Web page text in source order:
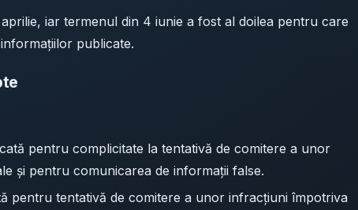
iar termenul din 4 iunie a fost al doilea pentru care
publicate.
pentru complicitate la tentativă de comitere a unor
și pentru comunicarea de informații false.
pentru tentativă de comitere a unor infracțiuni împotriva